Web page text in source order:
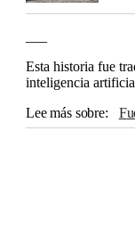
Esta historia fue
inteligencia
Lee más sobre